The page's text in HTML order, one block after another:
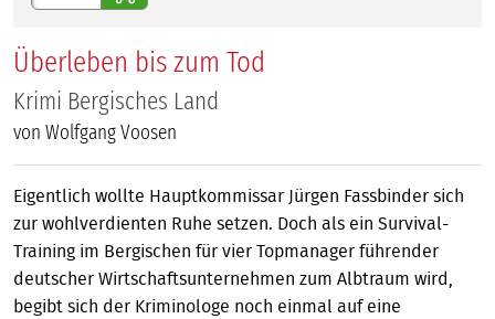
Überleben bis zum Tod
Krimi Bergisches Land
von Wolfgang Voosen
Eigentlich wollte Hauptkommissar Jürgen Fassbinder sich
zur wohlverdienten Ruhe setzen. Doch als ein Survival-
Training im Bergischen für vier Topmanager führender
deutscher Wirtschaftsunternehmen zum Albtraum wird,
begibt sich der Kriminologe noch einmal auf eine